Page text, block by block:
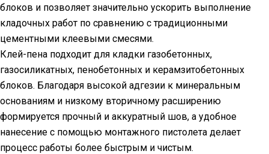
блоков и позволяет значительно ускорить выполнение
кладочных работ по сравнению с традиционными
цементными клеевыми смесями.
Клей-пена подходит для кладки газобетонных,
газосиликатных, пенобетонных и керамзитобетонных
блоков. Благодаря высокой адгезии к минеральным
основаниям и низкому вторичному расширению
формируется прочный и аккуратный шов, а удобное
нанесение с помощью монтажного пистолета делает
процесс работы более быстрым и чистым.